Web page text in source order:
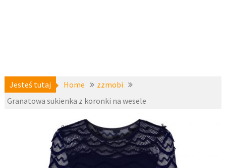
Jesteś tutaj Home
zzmobi
Granatowa sukienka z koronki na wesele
2016
fashion4u.pl
a-
niedostepne,
zzmobi